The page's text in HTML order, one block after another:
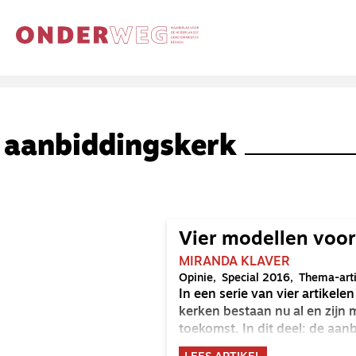
aanbiddingskerk
Vier modellen
MIRANDA KLAVER
Opinie Special 2016 Thema-
In een serie van vier
kerken bestaan nu al en zijn
toekomst. In dit deel: de